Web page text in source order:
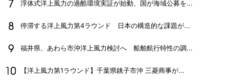
浮体式洋上風力の過酷環境実証が始動、国が海域公募を...
停滞する洋上風力第4ラウンド 日本の構造的な課題が...
福井県、あわら市沖洋上風力検討へ 船舶航行特性の調...
【洋上風力第1ラウンド】千葉県銚子市沖 三菱商事が...